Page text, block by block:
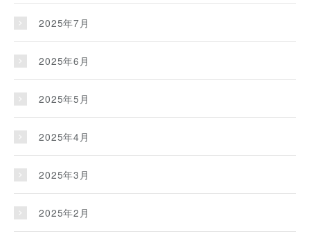
2025年7月
2025年6月
2025年5月
2025年4月
2025年3月
2025年2月